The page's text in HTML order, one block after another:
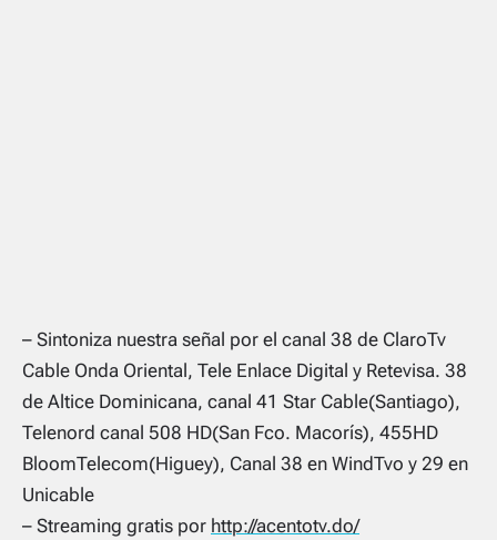
– Sintoniza nuestra señal por el canal 38 de ClaroTv
Cable Onda Oriental, Tele Enlace Digital y Retevisa. 38
de Altice Dominicana, canal 41 Star Cable(Santiago),
Telenord canal 508 HD(San Fco. Macorís), 455HD
BloomTelecom(Higuey), Canal 38 en WindTvo y 29 en
Unicable
– Streaming gratis por http://acentotv.do/